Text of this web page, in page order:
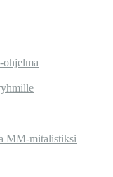
MM-mitalistiksi